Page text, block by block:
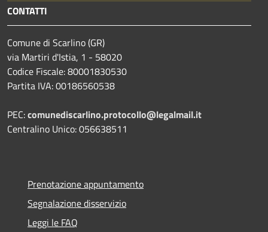
CONTATTI
Comune di Scarlino (GR)
via Martiri d'Istia, 1 - 58020
Codice Fiscale: 80001830530
Partita IVA: 00186560538
PEC:comunediscarlino.protocollo@legalmail.it
Centralino Unico: 056638511
Prenotazione appuntamento
Segnalazione disservizio
Leggi le FAQ